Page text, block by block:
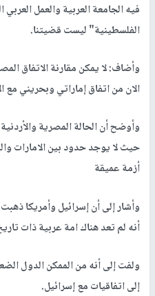
فيه الجامعة العربية والعمل
الفلسطينية" ليست قضيتنا.
وأضاف: لا يمكن مقارنة الاتفاق
الان من اتفاق إماراتي وبحريني مع
وأوضح أن الحالة المصرية
حيث لا يوجد حدود بين الامارات
أزمة عميقة
وأشار إلى أن إسرائيل وأمريكا
أنه لم تعد هناك امة عربية ذات
ولفت إلى أنه من الممكن الدول
إلى اتفاقيات مع إسرائيل.